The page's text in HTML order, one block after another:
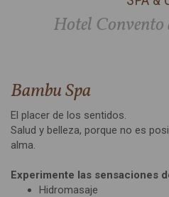
Hotel Convento
Bambu Spa
El placer de los sentidos.
Salud y belleza, porque no es
alma.
Experimente las sensaciones
Hidromasaje